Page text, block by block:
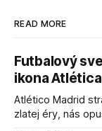
READ MORE
Futbalový
ikona
Atlético Madrid
zlatej éry, nás